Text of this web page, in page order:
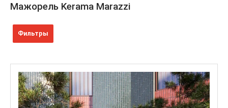
Мажорель Kerama Marazzi
Фильтры